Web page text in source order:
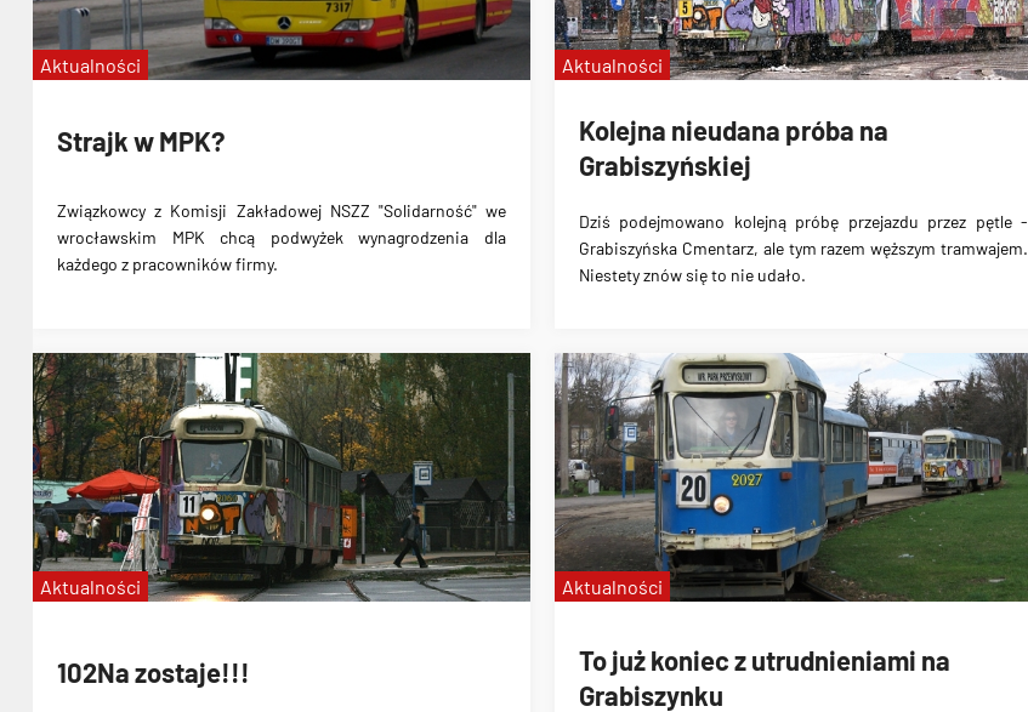
Strajk w MPK?
Związkowcy z Komisji Zakładowej NSZZ "Solidarność" we
wrocławskim MPK chcą podwyżek wynagrodzenia dla
każdego z pracowników firmy.
Aktualności
Kolejna nieudana próba na
Grabiszyńskiej
Dziś podejmowano kolejną próbę przejazdu przez pętle -
Grabiszyńska Cmentarz, ale tym razem węższym tramwajem.
Niestety znów się to nie udało.
Aktualności
102Na zostaje!!!
Aktualności
To już koniec z utrudnieniami na
Grabiszynku
Aktualności